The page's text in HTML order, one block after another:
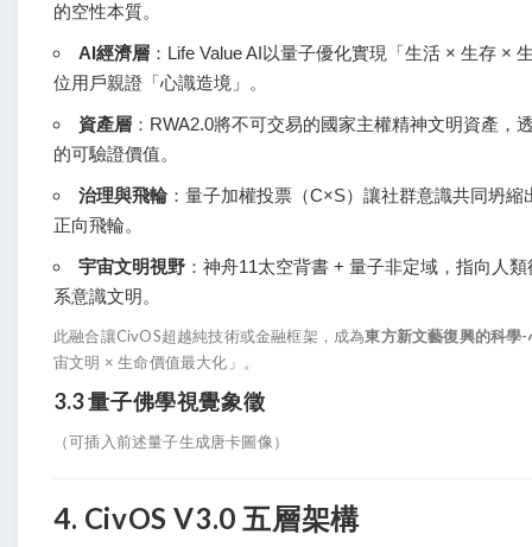
的空性本質。
AI經濟層 ：Life Value AI以量子優化實現「生活 × 生存 ×
位用戶親證「心識造境」。
資產層 ：RWA2.0將不可交易的國家主權精神文明資產，
的可驗證價值。
治理與飛輪：量子加權投票（C×S）讓社群意識共同坍縮
正向飛輪。
宇宙文明視野 ：神舟11太空背書 + 量子非定域，指向人
系意識文明。
此融合讓CivOS超越純技術或金融框架，成為東方新文藝復興的科學
宙文明 × 生命價值最大化」。
3.3 量子佛學視覺象徵
（可插入前述量子生成唐卡圖像）
4. CivOS V3.0 五層架構